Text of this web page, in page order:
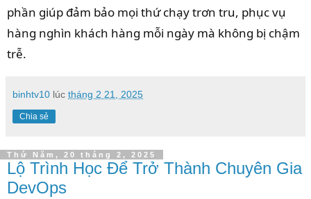
phần giúp đảm bảo mọi thứ chạy trơn tru, phục vụ
hàng nghìn khách hàng mỗi ngày mà không bị chậm
trễ.
binhtv10 lúc tháng 2 21, 2025
Chia sẻ
Thứ Năm, 20 tháng 2, 2025
Lộ Trình Học Để Trở Thành Chuyên Gia
DevOps